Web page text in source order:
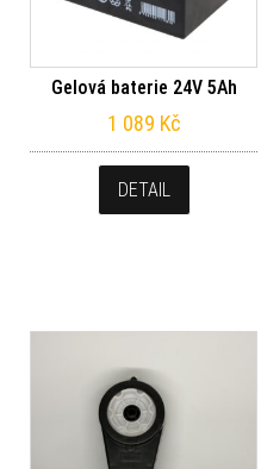
Gelová baterie 24V 5Ah
1 089 Kč
DETAIL